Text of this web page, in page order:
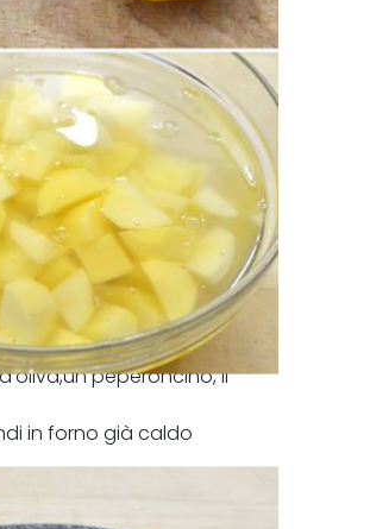
peperoncino, il
in forno già caldo